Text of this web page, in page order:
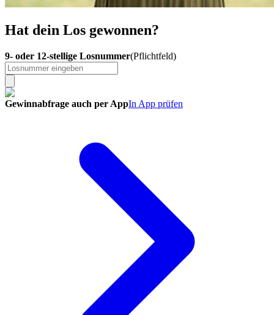
Hat dein Los gewonnen?
9- oder 12-stel­li­ge Los­num­mer(Pflichtfeld)
Gewinn­abfrage auch per AppIn App prüfen